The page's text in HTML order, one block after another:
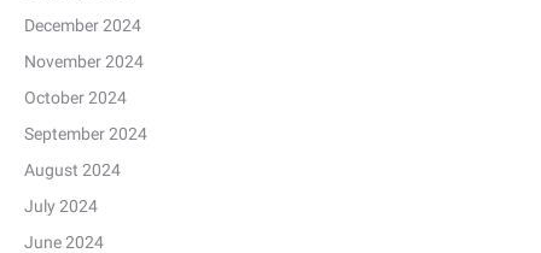
December 2024
November 2024
October 2024
September 2024
August 2024
July 2024
June 2024